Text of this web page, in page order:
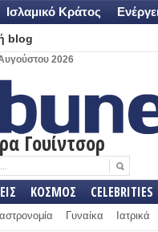
Ισλαμικό Κράτος
blog
2026
Γουίντσορ
ΚΟΣΜΟΣ CELEBRITIES
Γυναίκα Ιατρικά